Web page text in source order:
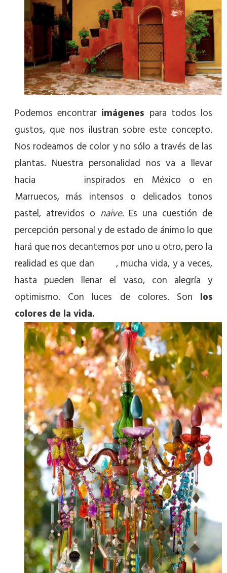
Podemos encontrar imágenes para todos los
gustos, que nos ilustran sobre este concepto.
Nos rodeamos de color y no sólo a través de las
plantas. Nuestra personalidad nos va a llevar
hacia
inspirados en México o en
Marruecos, más intensos o delicados tonos
pastel, atrevidos o naive. Es una cuestión de
percepción personal y de estado de ánimo lo que
hará que nos decantemos por uno u otro, pero la
realidad es que dan
, mucha vida, y a veces,
hasta pueden llenar el vaso, con alegría y
optimismo. Con luces de colores. Son los
colores de la vida.